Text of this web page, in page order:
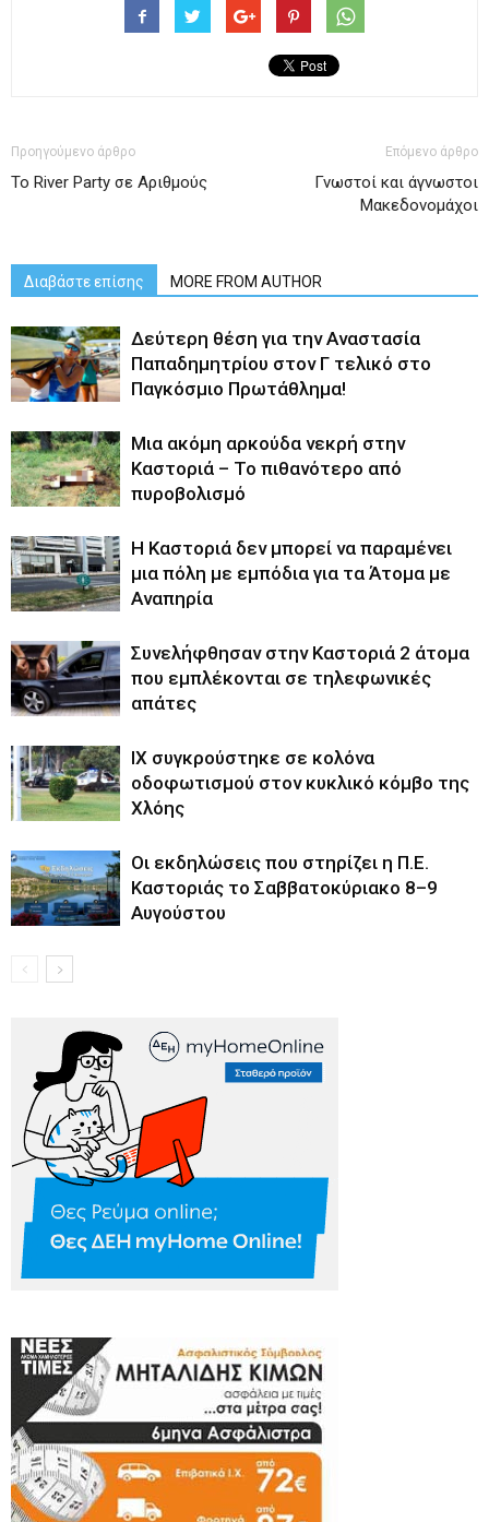
Προηγούμενο άρθρο
Το River Party σε Αριθμούς
Επόμενο άρθρο
Γνωστοί και άγνωστοι
Μακεδονομάχοι
Διαβάστε επίσης MORE FROM AUTHOR
Δεύτερη θέση για την Αναστασία
Παπαδημητρίου στον Γ τελικό στο
Παγκόσμιο Πρωτάθλημα!
Μια ακόμη αρκούδα νεκρή στην
Καστοριά – Το πιθανότερο από
πυροβολισμό
Η Καστοριά δεν μπορεί να παραμένει
μια πόλη με εμπόδια για τα Άτομα με
Αναπηρία
Συνελήφθησαν στην Καστοριά 2 άτομα
που εμπλέκονται σε τηλεφωνικές
απάτες
ΙΧ συγκρούστηκε σε κολόνα
οδοφωτισμού στον κυκλικό κόμβο της
Χλόης
Οι εκδηλώσεις που στηρίζει η Π.Ε.
Καστοριάς το Σαββατοκύριακο 8–9
Αυγούστου